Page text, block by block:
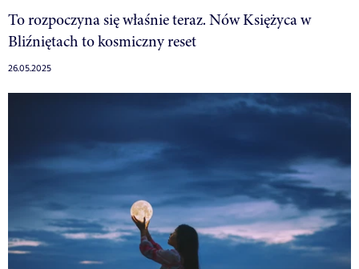
To rozpoczyna się właśnie teraz. Nów Księżyca w
Bliźniętach to kosmiczny reset
26.05.2025